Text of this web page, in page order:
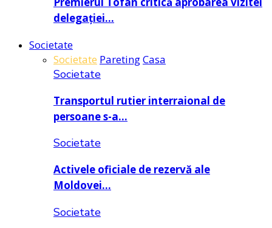
delegației…
Societate
Societate ParetingCasa
Societate
Transportul rutier interraional de
persoane s-a…
Societate
Activele oficiale de rezervă ale
Moldovei…
Societate